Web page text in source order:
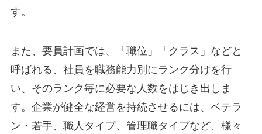
す。
また、要員計画では、「職位」「クラス」などと
呼ばれる、社員を職務能力別にランク分けを行
い、そのランク毎に必要な人数をはじき出しま
す。企業が健全な経営を持続させるには、ベテラ
ン・若手、職人タイプ、管理職タイプなど、様々